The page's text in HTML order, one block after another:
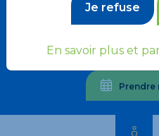
04
Prendre
Je refuse
En savoir plus et